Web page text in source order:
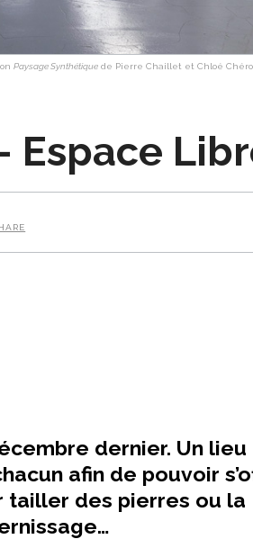
Paysage Synthétique de Pierre Chaillet et Chloé
Espace
dernier. Un lieu
afin de pouvoir
tailler des pierres ou la